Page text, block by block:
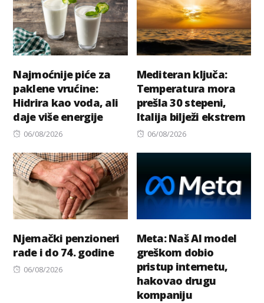
Najmoćnije piće za
paklene vrućine:
Hidrira kao voda, ali
daje više energije
Posted
06/08/2026
Mediteran ključa:
Temperatura mora
prešla 30 stepeni,
Italija bilježi ekstrem
Posted
06/08/2026
Njemački penzioneri
rade i do 74. godine
Posted
06/08/2026
Meta: Naš AI model
greškom dobio
pristup internetu,
hakovao drugu
kompaniju